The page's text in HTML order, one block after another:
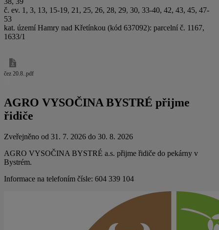
č. ev. 1, 3, 13, 15-19, 21, 25, 26, 28, 29, 30, 33-40, 42, 43, 45, 47-
53
kat. území Hamry nad Křetínkou (kód 637092): parcelní č. 1167,
1633/1
čez 20.8..pdf
AGRO VYSOČINA BYSTRÉ přijme
řidiče
Zveřejněno od 31. 7. 2026 do 30. 8. 2026
AGRO VYSOČINA BYSTRÉ a.s. přijme řidiče do pekárny v
Bystrém.
Informace na telefoním čísle: 604 339 104